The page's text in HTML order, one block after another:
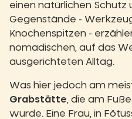
einen natürlichen Schutz
Gegenstände -
Knochenspitzen -
nomadischen, auf das
ausgerichteten Alltag.
Was hier jedoch am
Grabstätte , die am
wurde. Eine Frau, in